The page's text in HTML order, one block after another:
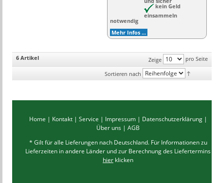
kein Geld
einsammeln
notwendig
Mehr Infos ...
6 Artikel Zeige pro Seite
Sortieren nach
Home | Kontakt| Service | Impressum| Datenschutzerklärung|
Über uns | AGB
* Gilt für alle Lieferungen nach Deutschland. Für Informationen zu
Lieferzeiten in andere Länder und zur Berechnung des Liefertermins
hier klicken